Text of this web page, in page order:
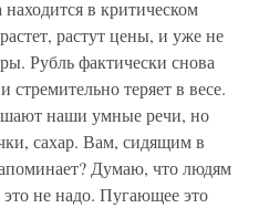
в критическом
растут цены, и уже не
Рубль фактически снова
стремительно теряет в весе.
наши умные речи, но
сахар. Вам, сидящим в
Думаю, что людям
не надо. Пугающее это